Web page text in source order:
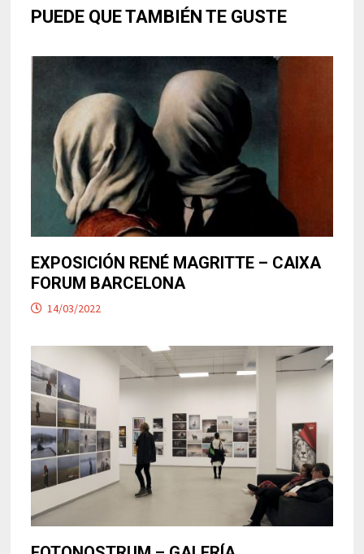
PUEDE QUE TAMBIÉN TE GUSTE
EXPOSICIÓN RENÉ MAGRITTE – CAIXA
FORUM BARCELONA
14/03/2022